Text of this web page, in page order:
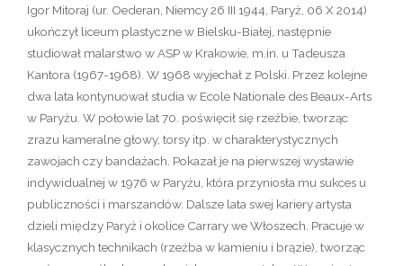
Igor Mitoraj (ur. Oederan, Niemcy 26 III 1944, Paryż, 06 X 2014)
ukończył liceum plastyczne w Bielsku-Białej, następnie
studiował malarstwo w ASP w Krakowie, m.in. u Tadeusza
Kantora (1967-1968). W 1968 wyjechał z Polski. Przez kolejne
dwa lata kontynuował studia w Ecole Nationale des Beaux-Arts
w Paryżu. W połowie lat 70. poświęcił się rzeźbie, tworząc
zrazu kameralne głowy, torsy itp. w charakterystycznych
zawojach czy bandażach. Pokazał je na pierwszej wystawie
indywidualnej w 1976 w Paryżu, która przyniosła mu sukces u
publiczności i marszandów. Dalsze lata swej kariery artysta
dzieli między Paryż i okolice Carrary we Włoszech. Pracuje w
klasycznych technikach (rzeźba w kamieniu i brązie), tworząc